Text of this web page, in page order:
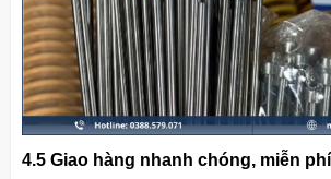
4.5 Giao hàng nhanh chóng, miễn